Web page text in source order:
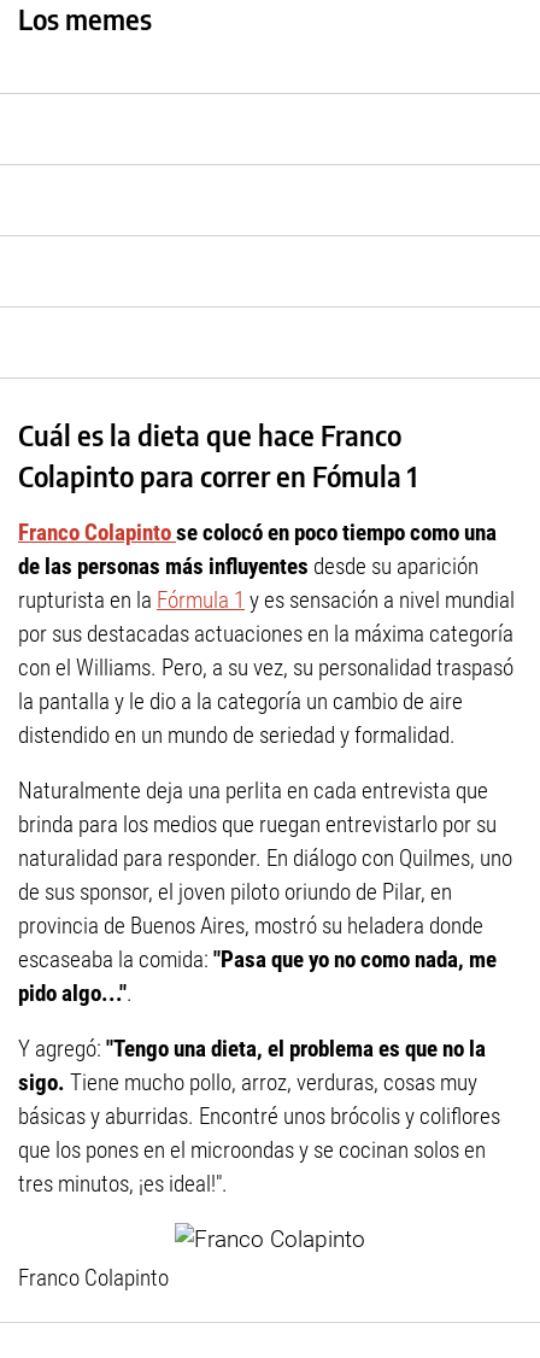
Los memes
Cuál es la dieta que hace Franco
Colapinto para correr en Fómula 1
Franco Colapintose colocó en poco tiempo como una
de las personas más influyentes desde su aparición
rupturista en la Fórmula 1 y es sensación a nivel mundial
por sus destacadas actuaciones en la máxima categoría
con el Williams. Pero, a su vez, su personalidad traspasó
la pantalla y le dio a la categoría un cambio de aire
distendido en un mundo de seriedad y formalidad.
Naturalmente deja una perlita en cada entrevista que
brinda para los medios que ruegan entrevistarlo por su
naturalidad para responder. En diálogo con Quilmes, uno
de sus sponsor, el joven piloto oriundo de Pilar, en
provincia de Buenos Aires, mostró su heladera donde
escaseaba la comida: "Pasa que yo no como nada, me
pido algo...".
Y agregó: "Tengo una dieta, el problema es que no la
sigo. Tiene mucho pollo, arroz, verduras, cosas muy
básicas y aburridas. Encontré unos brócolis y coliflores
que los pones en el microondas y se cocinan solos en
tres minutos, ¡es ideal!".
Franco Colapinto